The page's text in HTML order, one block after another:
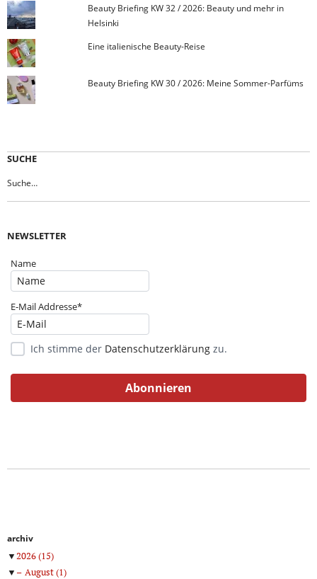
Beauty Briefing KW 32 / 2026: Beauty und mehr in
Helsinki
Eine italienische Beauty-Reise
Beauty Briefing KW 30 / 2026: Meine Sommer-Parfüms
SUCHE
NEWSLETTER
Name
E-Mail Addresse*
Ich stimme der Datenschutzerklärung zu.
archiv
▼2026(15)
▼
August(1)